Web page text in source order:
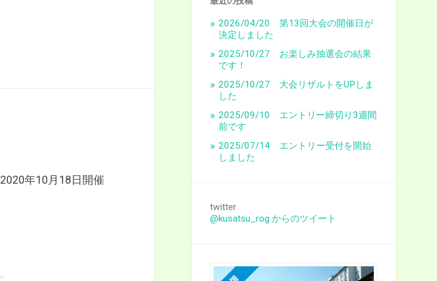
2020年10月18日開催
2026/04/20 第13回大会の開催日が
決定しました
2025/10/27 お楽しみ抽選会の結果
です！
2025/10/27 大会リザルトをUPしま
した
2025/09/10 エントリー締切り3週間
前です
2025/07/14 エントリー受付を開始
しました
twitter
@kusatsu_rog からのツイート